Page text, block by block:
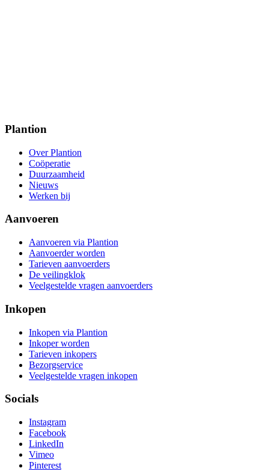
Plantion
Over Plantion
Coöperatie
Duurzaamheid
Nieuws
Werken bij
Aanvoeren
Aanvoeren via Plantion
Aanvoerder worden
Tarieven aanvoerders
De veilingklok
Veelgestelde vragen aanvoerders
Inkopen
Inkopen via Plantion
Inkoper worden
Tarieven inkopers
Bezorgservice
Veelgestelde vragen inkopen
Socials
Instagram
Facebook
LinkedIn
Vimeo
Pinterest